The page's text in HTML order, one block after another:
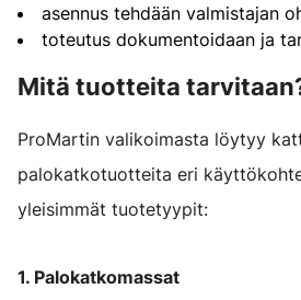
asennus tehdään valmistajan
toteutus dokumentoidaan ja
Mitä tuotteita
ProMartin valikoimasta löytyy
palokatkotuotteita eri
yleisimmät tuotetyypit:
1. Palokatkomassat